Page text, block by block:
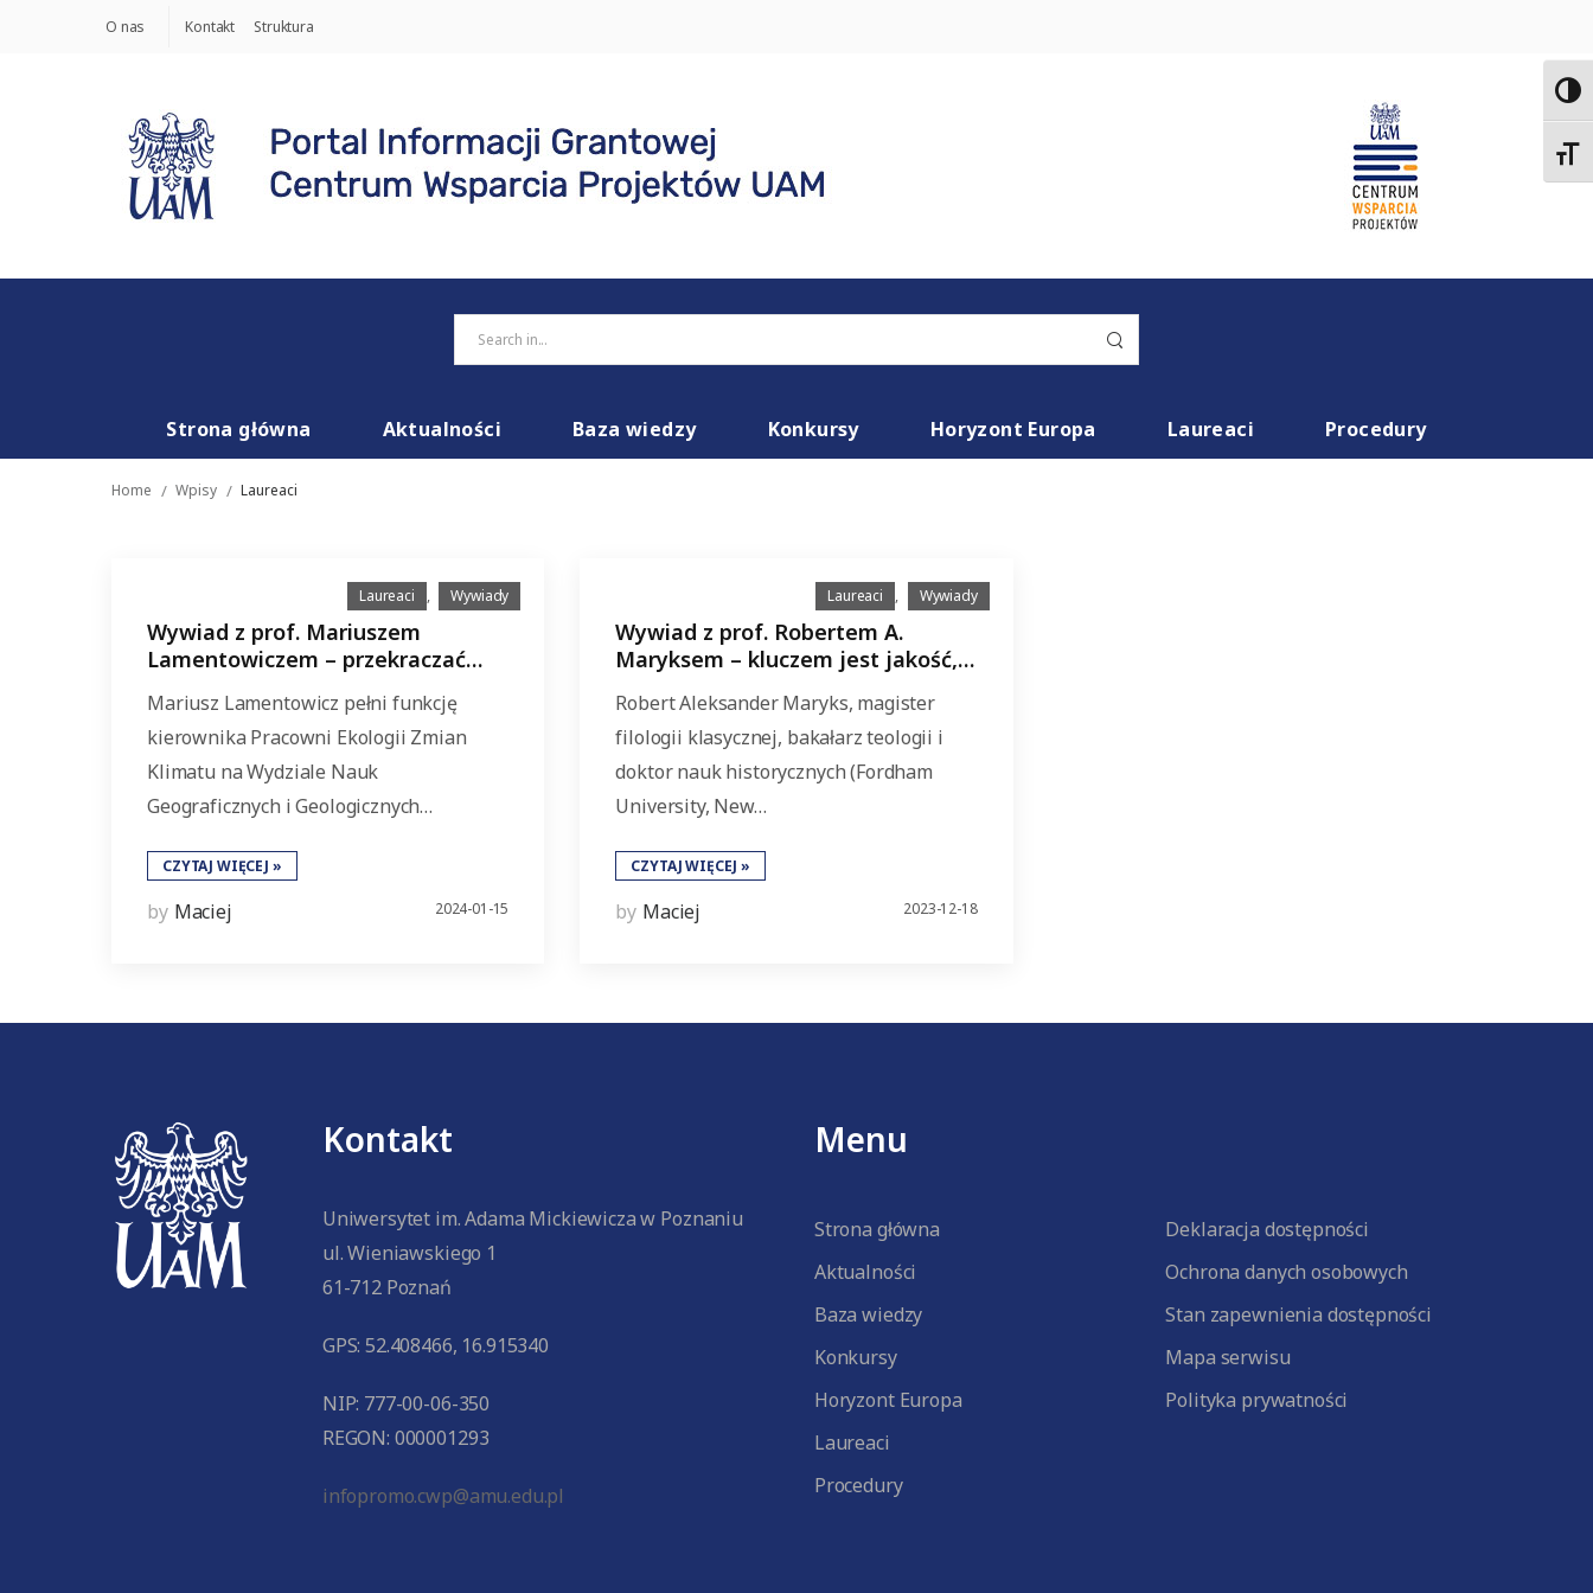
O nas Kontakt Struktura
Strona główna Aktualności Baza wiedzy Konkursy Horyzont Europa Laureaci Procedury
Home / Wpisy / Laureaci
Laureaci , Wywiady
Wywiad z prof. Mariuszem
Lamentowiczem – przekraczać
Mariusz Lamentowicz pełni funkcję
kierownika Pracowni Ekologii Zmian
Klimatu na Wydziale Nauk
Geograficznych i Geologicznych…
CZYTAJ WIĘCEJ »
by Maciej 2024-01-15
Laureaci , Wywiady
Wywiad z prof. Robertem A.
Maryksem – kluczem jest jakość, a
Robert Aleksander Maryks, magister
filologii klasycznej, bakałarz teologii i
doktor nauk historycznych (Fordham
University, New…
CZYTAJ WIĘCEJ »
by Maciej 2023-12-18
Kontakt
Uniwersytet im. Adama Mickiewicza w Poznaniu
ul. Wieniawskiego 1
61-712 Poznań
GPS: 52.408466, 16.915340
NIP: 777-00-06-350
REGON: 000001293
infopromo.cwp@amu.edu.pl
Menu
Strona główna
Aktualności
Baza wiedzy
Konkursy
Horyzont Europa
Laureaci
Procedury
Deklaracja dostępności
Ochrona danych osobowych
Stan zapewnienia dostępności
Mapa serwisu
Polityka prywatności